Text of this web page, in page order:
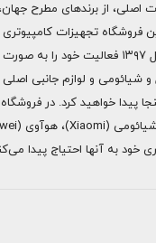
اصلی، از برندهای مطرح
فروشگاه تجهیزات
دیجیتال فروشگاه اینترنتی عیاران از
خواهید کرد. در فروشگاه
به آنها احتیاج پیدا